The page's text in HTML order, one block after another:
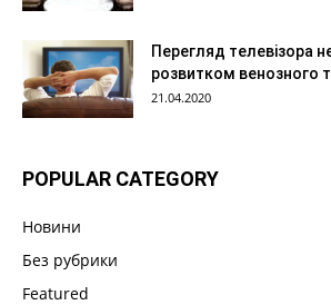
Перегляд телевізора
розвитком венозного
21.04.2020
POPULAR CATEGORY
Новини
Без рубрики
Featured